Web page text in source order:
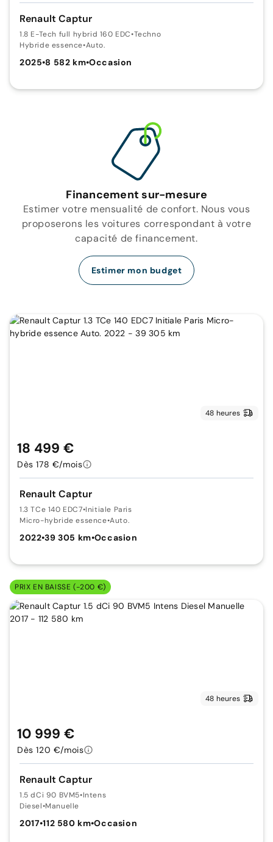
Renault Captur
1.8 E-Tech full hybrid 160 EDC•Techno
Hybride essence•Auto.
2025•8 582 km•Occasion
Financement sur-mesure
Estimer votre mensualité de confort. Nous vous
proposerons les voitures correspondant à votre
capacité de financement.
Estimer mon budget
48 heures
Renault Captur
1.3 TCe 140 EDC7•Initiale Paris
Micro-hybride essence•Auto.
2022•39 305 km•Occasion
18 499 €
Dès 178 €/mois
PRIX EN BAISSE (-200 €)
48 heures
Renault Captur
1.5 dCi 90 BVM5•Intens
Diesel•Manuelle
2017•112 580 km•Occasion
10 999 €
Dès 120 €/mois